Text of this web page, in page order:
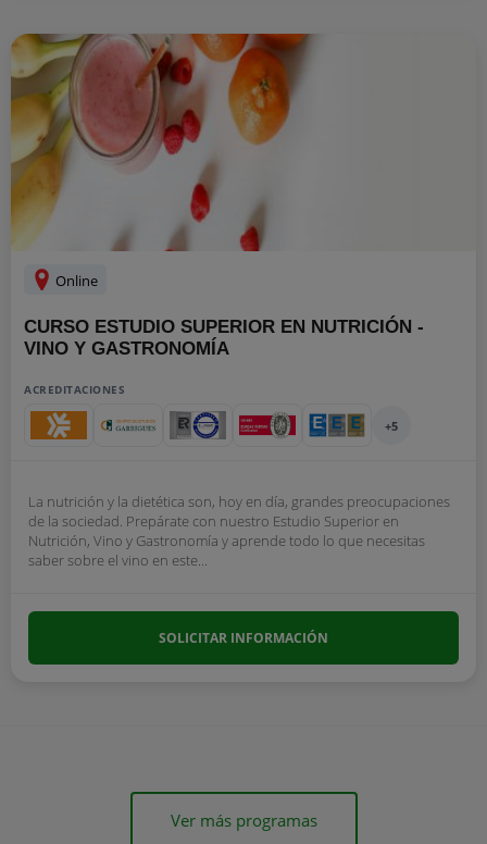
Online
CURSO ESTUDIO SUPERIOR EN NUTRICIÓN -
VINO Y GASTRONOMÍA
ACREDITACIONES
+5
La nutrición y la dietética son, hoy en día, grandes preocupaciones
de la sociedad. Prepárate con nuestro Estudio Superior en
Nutrición, Vino y Gastronomía y aprende todo lo que necesitas
saber sobre el vino en este...
SOLICITAR INFORMACIÓN
Ver más programas